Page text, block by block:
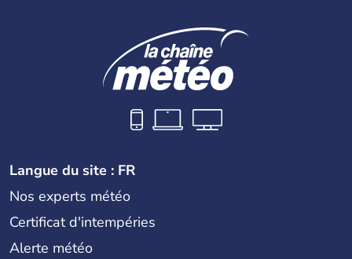
Langue du site : FR
Nos experts météo
Certificat d'intempéries
Alerte météo